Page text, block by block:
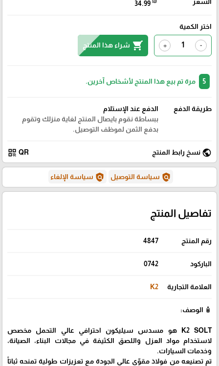
السعر 34.99
اختر الكمية
-
+
shopping_cart شراء هذا المنتج
مرة تم بيع هذا المنتج لأشخاص آخرين.
طريقة الدفع
الدفع عند الإستلام
ببساطة نقوم بايصال المنتج لغاية منزلك وتقوم
بدفع الثمن لموظف التوصيل.
public نسخ رابط المنتج QR
qr_code
policy سياسة التوصيل policy سياسة الإلغاء
تفاصيل المنتج
رقم المنتج 4847
الباركود 0742
العلامة التجارية K2
🧴 الوصف:
K2 SOLT هو مسدس سيليكون احترافي عالي التحمل مخصص
لاستخدام مواد العزل واللصق الكثيفة في مجالات البناء، الصيانة،
وخدمات السيارات.
تم تصنيعه من فولاذ مقوّى عالي الجودة مع تعزيزات طولية تمنحه ثباتاً